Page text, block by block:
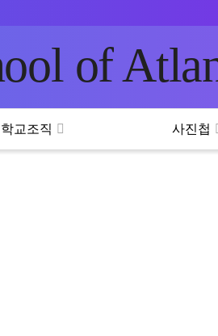
of
학교조직 사진첩